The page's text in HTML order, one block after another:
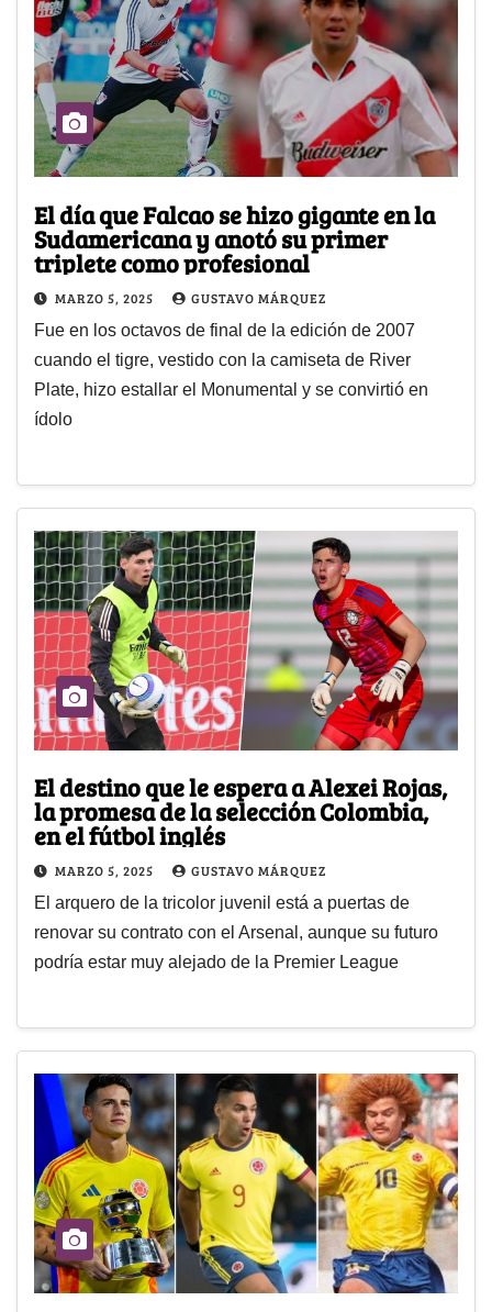
El día que Falcao se hizo gigante en la
Sudamericana y anotó su primer
triplete como profesional
MARZO 5, 2025 GUSTAVO MÁRQUEZ
Fue en los octavos de final de la edición de 2007
cuando el tigre, vestido con la camiseta de River
Plate, hizo estallar el Monumental y se convirtió en
ídolo
El destino que le espera a Alexei Rojas,
la promesa de la selección Colombia,
en el fútbol inglés
MARZO 5, 2025 GUSTAVO MÁRQUEZ
El arquero de la tricolor juvenil está a puertas de
renovar su contrato con el Arsenal, aunque su futuro
podría estar muy alejado de la Premier League